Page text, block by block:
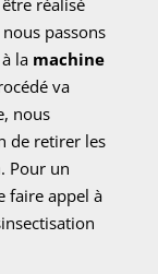
réalisé
passons
la machine
va
nous
de retirer les
Pour un
faire appel à